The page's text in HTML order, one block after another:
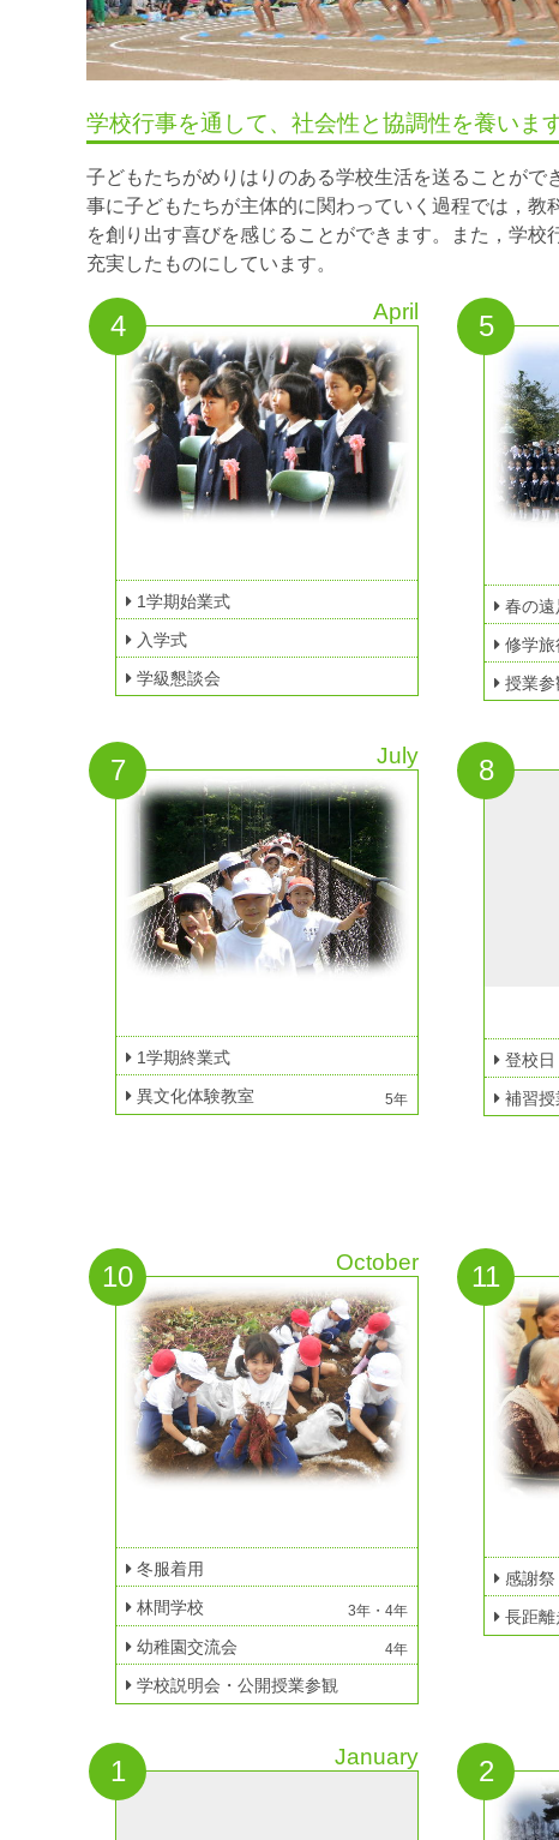
学校行事を通して、社会性と協調性を養います
子どもたちがめりはりのある学校生活を送ることが
事に子どもたちが主体的に関わっていく過程では，
を創り出す喜びを感じることができます。また，学
充実したものにしています。
4 April
1学期始業式
入学式
学級懇談会
5
春の遠
修学旅
授業参
7 July
1学期終業式
異文化体験教室 5年
8
登校日
補習授
10 October
冬服着用
林間学校 3年・4年
幼稚園交流会 4年
学校説明会・公開授業参観
11
感謝祭
長距離
1 January 2